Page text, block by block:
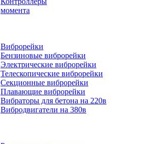
момента
Виброрейки
Бензиновые виброрейки
Электрические виброрейки
Телескопические виброрейки
Секционные виброрейки
Плавающие виброрейки
Вибраторы для бетона на 220в
Вибродвигатели на 380в